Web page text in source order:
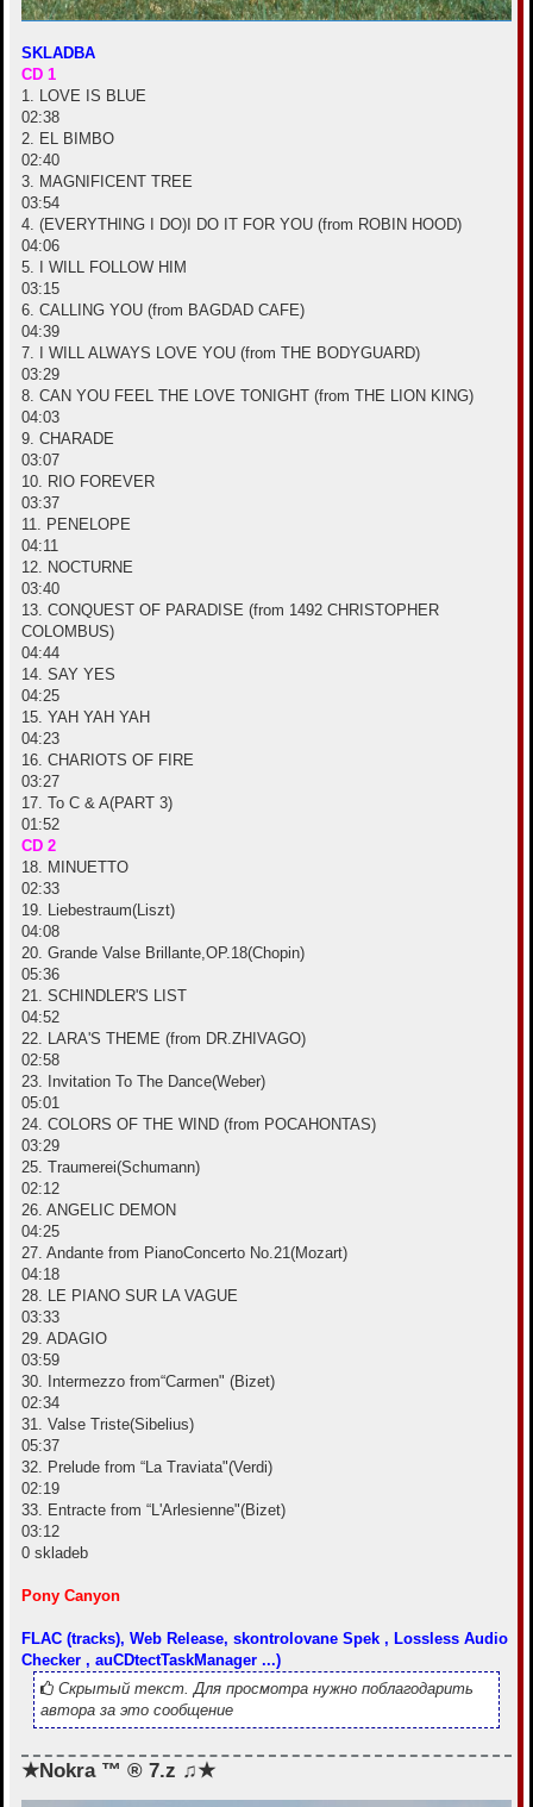
SKLADBA
CD 1
1. LOVE IS BLUE
02:38
2. EL BIMBO
02:40
3. MAGNIFICENT TREE
03:54
4. (EVERYTHING I DO)I DO IT FOR YOU (from ROBIN HOOD)
04:06
5. I WILL FOLLOW HIM
03:15
6. CALLING YOU (from BAGDAD CAFE)
04:39
7. I WILL ALWAYS LOVE YOU (from THE BODYGUARD)
03:29
8. CAN YOU FEEL THE LOVE TONIGHT (from THE LION KING)
04:03
9. CHARADE
03:07
10. RIO FOREVER
03:37
11. PENELOPE
04:11
12. NOCTURNE
03:40
13. CONQUEST OF PARADISE (from 1492 CHRISTOPHER
COLOMBUS)
04:44
14. SAY YES
04:25
15. YAH YAH YAH
04:23
16. CHARIOTS OF FIRE
03:27
17. To C & A(PART 3)
01:52
CD 2
18. MINUETTO
02:33
19. Liebestraum(Liszt)
04:08
20. Grande Valse Brillante,OP.18(Chopin)
05:36
21. SCHINDLER'S LIST
04:52
22. LARA'S THEME (from DR.ZHIVAGO)
02:58
23. Invitation To The Dance(Weber)
05:01
24. COLORS OF THE WIND (from POCAHONTAS)
03:29
25. Traumerei(Schumann)
02:12
26. ANGELIC DEMON
04:25
27. Andante from PianoConcerto No.21(Mozart)
04:18
28. LE PIANO SUR LA VAGUE
03:33
29. ADAGIO
03:59
30. Intermezzo from“Carmen" (Bizet)
02:34
31. Valse Triste(Sibelius)
05:37
32. Prelude from “La Traviata"(Verdi)
02:19
33. Entracte from “L'Arlesienne"(Bizet)
03:12
0 skladeb
Pony Canyon
FLAC (tracks), Web Release, skontrolovane Spek , Lossless Audio
Checker , auCDtectTaskManager ...)
Скрытый текст. Для просмотра нужно поблагодарить
автора за это сообщение
★Nokra ™ ® 7.z ♫★